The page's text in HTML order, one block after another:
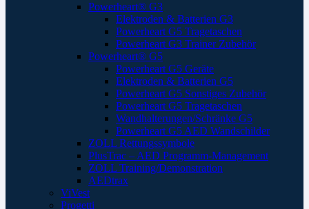
Powerheart® G3
Elektroden & Batterien G3
Powerheart G5 Tragetaschen
Powerheart G3 Trainer Zubehör
Powerheart® G5
Powerheart G5 Geräte
Elektroden & Batterien G5
Powerheart G5 Sonstiges Zubehör
Powerheart G5 Tragetaschen
Wandhalterungen/Schränke G5
Powerheart G5 AED Wandschilder
ZOLL Rettungssymbole
PlusTrac – AED Programm-Management
ZOLL Training/Demonstration
AEDtrax
ViVest
Progetti